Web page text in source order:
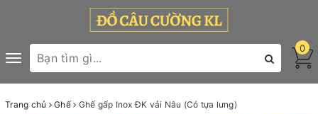
Toggle
navigation
0
Trang chủ Ghế Ghế gấp Inox ĐK vải Nâu (Có tựa lưng)